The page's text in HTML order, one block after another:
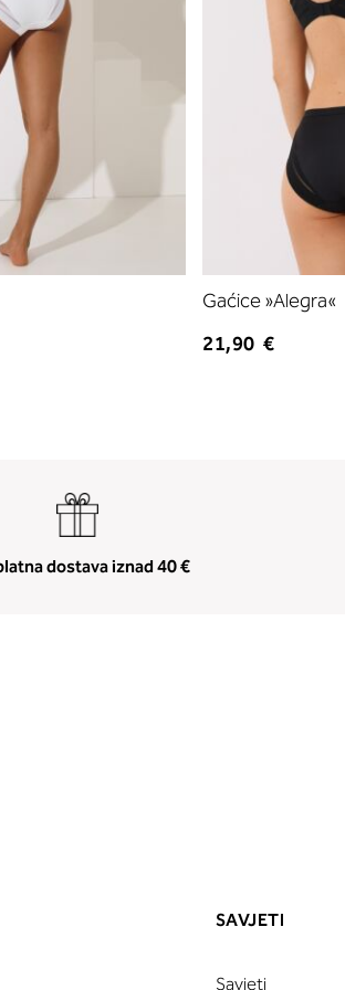
Gaćice »Alegra«
21,90 €
dostava iznad 40 €
SAVJETI
Savjeti